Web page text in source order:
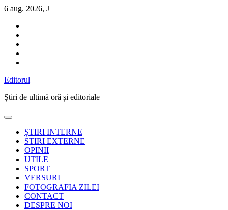
Sari
conținut
6 aug. 2026, J
Editorul
Știri de ultimă oră și editoriale
ȘTIRI INTERNE
STIRI EXTERNE
OPINII
UTILE
SPORT
VERSURI
FOTOGRAFIA ZILEI
CONTACT
DESPRE NOI